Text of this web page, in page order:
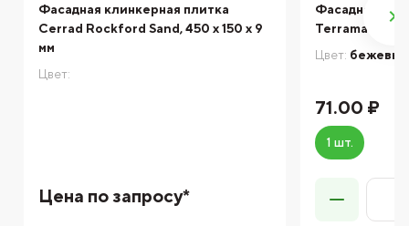
Фасадная клинкерная плитка
Cerrad Rockford Sand, 450 x 150 x 9
мм
Цвет:
Цена по запросу*
Фасадная
Terramatic
Цвет:
71.00 ₽
1 шт.